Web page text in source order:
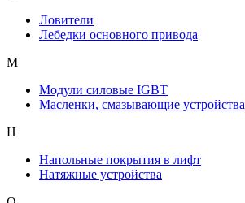
Ловители
Лебедки основного привода
М
Модули силовые IGBT
Масленки, смазывающие устройства
Н
Напольные покрытия в лифт
Натяжные устройства